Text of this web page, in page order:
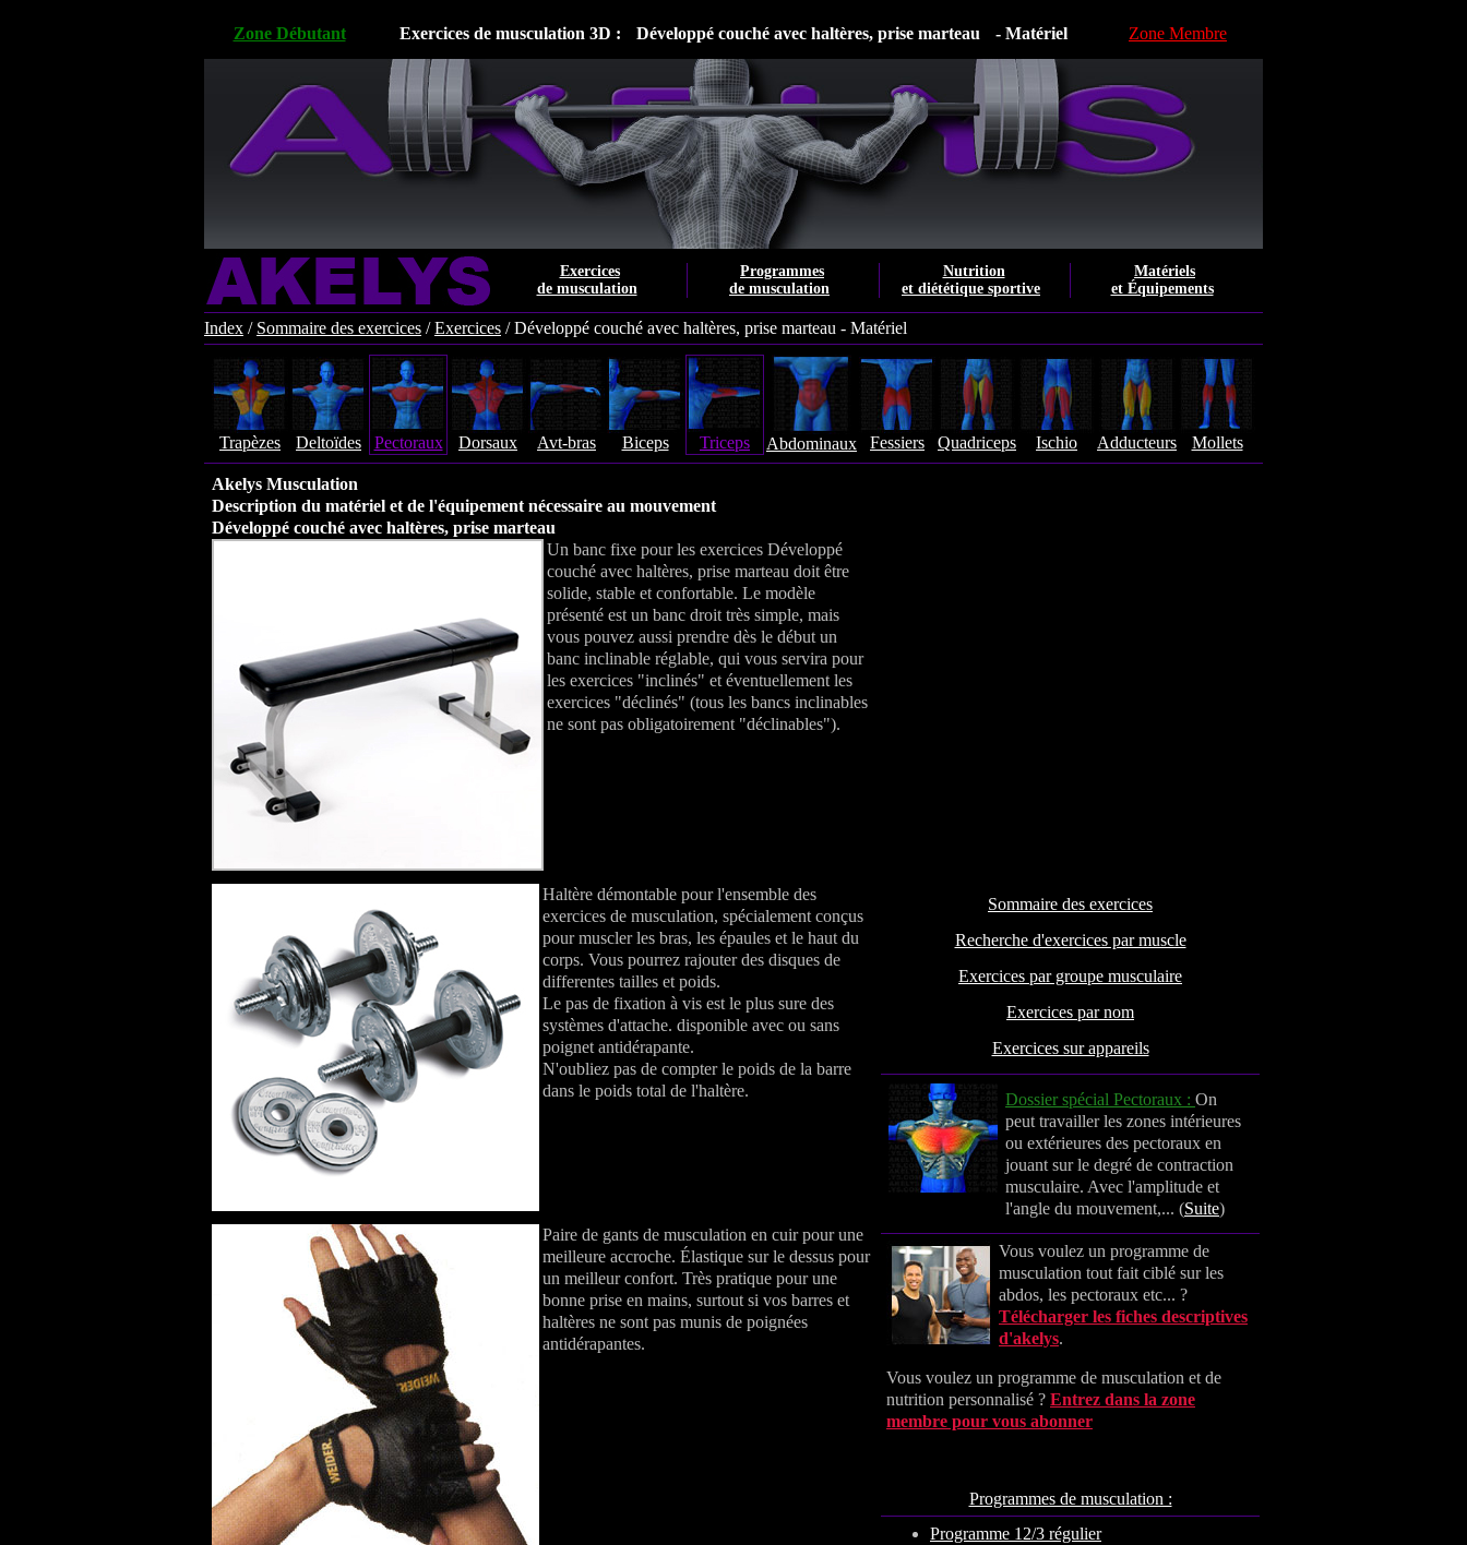
Zone Débutant Exercices de musculation 3D : Développé couché avec haltères, prise marteau - Matériel Zone Membre
Exercices
de musculation
Programmes
de musculation
Nutrition
et diététique sportive
Matériels
et Équipements
Index / Sommaire des exercices /Exercices /Développé couché avec haltères, prise marteau - Matériel
Trapèzes Deltoïdes Pectoraux Dorsaux Avt-bras Biceps Triceps Abdominaux Fessiers Quadriceps Ischio Adducteurs Mollets
Akelys Musculation
Description du matériel et de l'équipement nécessaire au mouvement
Développé couché avec haltères, prise marteau
Un banc fixe pour les exercices Développé
couché avec haltères, prise marteau doit être
solide, stable et confortable. Le modèle
présenté est un banc droit très simple, mais
vous pouvez aussi prendre dès le début un
banc inclinable réglable, qui vous servira pour
les exercices "inclinés" et éventuellement les
exercices "déclinés" (tous les bancs inclinables
ne sont pas obligatoirement "déclinables").
Haltère démontable pour l'ensemble des
exercices de musculation, spécialement conçus
pour muscler les bras, les épaules et le haut du
corps. Vous pourrez rajouter des disques de
differentes tailles et poids.
Le pas de fixation à vis est le plus sure des
systèmes d'attache. disponible avec ou sans
poignet antidérapante.
N'oubliez pas de compter le poids de la barre
dans le poids total de l'haltère.
Sommaire des exercices
Recherche d'exercices par muscle
Exercices par groupe musculaire
Exercices par nom
Exercices sur appareils
Dossier spécial Pectoraux : On
peut travailler les zones intérieures
ou extérieures des pectoraux en
jouant sur le degré de contraction
musculaire. Avec l'amplitude et
l'angle du mouvement,... (Suite)
Vous voulez un programme de
musculation tout fait ciblé sur les
abdos, les pectoraux etc... ?
Télécharger les fiches descriptives
d'akelys.
Vous voulez un programme de musculation et de
nutrition personnalisé ? Entrez dans la zone
membre pour vous abonner
Programmes de musculation :
Programme 12/3 régulier
Paire de gants de musculation en cuir pour une
meilleure accroche. Élastique sur le dessus pour
un meilleur confort. Très pratique pour une
bonne prise en mains, surtout si vos barres et
haltères ne sont pas munis de poignées
antidérapantes.